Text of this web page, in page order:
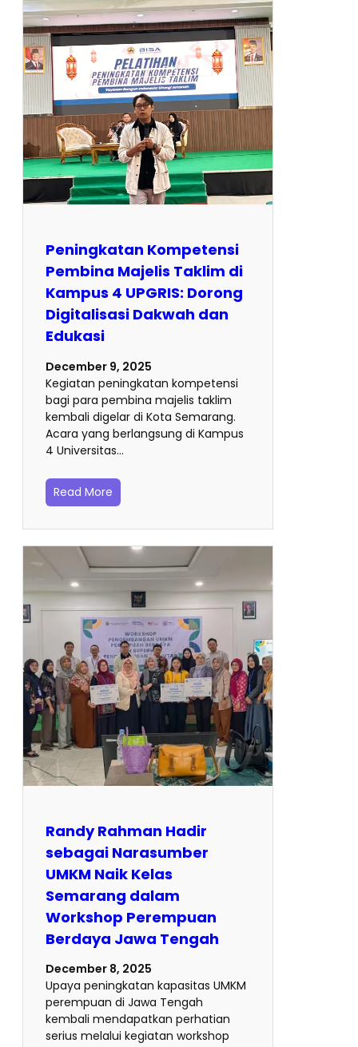
Peningkatan Kompetensi
Pembina Majelis Taklim di
Kampus 4 UPGRIS: Dorong
Digitalisasi Dakwah dan
Edukasi
December 9, 2025
Kegiatan peningkatan kompetensi
bagi para pembina majelis taklim
kembali digelar di Kota Semarang.
Acara yang berlangsung di Kampus
4 Universitas…
Read More
Randy Rahman Hadir
sebagai Narasumber
UMKM Naik Kelas
Semarang dalam
Workshop Perempuan
Berdaya Jawa Tengah
December 8, 2025
Upaya peningkatan kapasitas UMKM
perempuan di Jawa Tengah
kembali mendapatkan perhatian
serius melalui kegiatan workshop